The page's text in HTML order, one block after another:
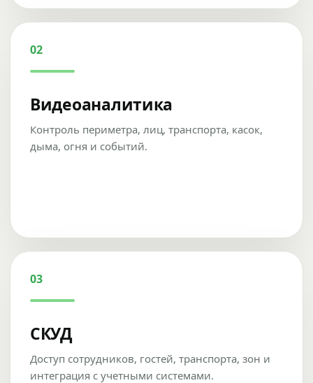
02
Видеоаналитика
Контроль периметра, лиц, транспорта, касок,
дыма, огня и событий.
03
СКУД
Доступ сотрудников, гостей, транспорта, зон и
интеграция с учетными системами.